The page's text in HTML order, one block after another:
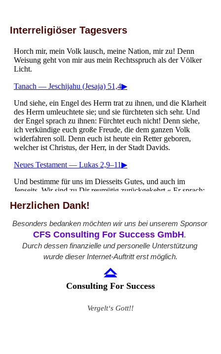
Interreligiöser Tagesvers
Herzlichen Dank!
Besonders bedanken möchten wir uns bei unserem Sponsor
CFS Consulting For Success GmbH.
Durch dessen finanzielle und personelle Unterstützung
wurde dieser Internet-Auftritt erst möglich.
Consulting For Success
Vergelt‘s Gott!!